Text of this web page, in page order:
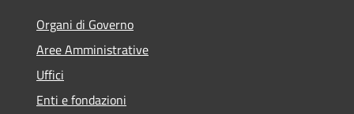
Organi di Governo
Aree Amministrative
Uffici
Enti e fondazioni